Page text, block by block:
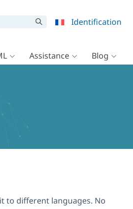
Identification
Assistance Blog
to different languages. No